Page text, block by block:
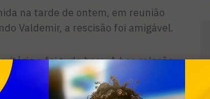
na tarde de ontem, em reunião
Valdemir, a rescisão foi amigável.
e foi tudo bem. A boa relação
como positivo, mas chegamos a
e concluímos que é melhor